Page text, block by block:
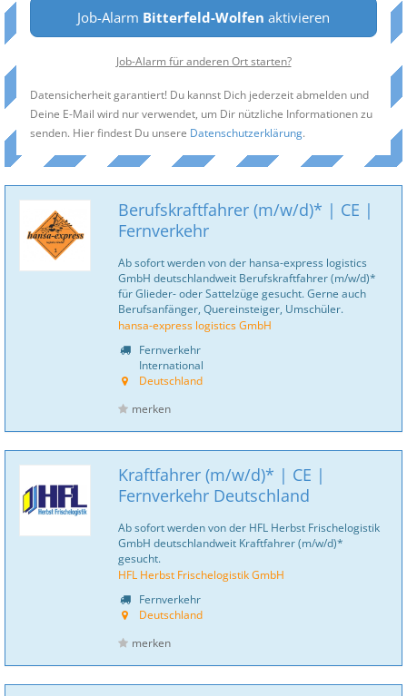
Job-Alarm Bitterfeld-Wolfen aktivieren
Job-Alarm für anderen Ort starten?
Datensicherheit garantiert! Du kannst Dich jederzeit abmelden und
Deine E-Mail wird nur verwendet, um Dir nützliche Informationen zu
senden. Hier findest Du unsere Datenschutzerklärung.
Berufskraftfahrer (m/w/d)* | CE |
Fernverkehr
Ab sofort werden von der hansa-express logistics
GmbH deutschlandweit Berufskraftfahrer (m/w/d)*
für Glieder- oder Sattelzüge gesucht. Gerne auch
Berufsanfänger, Quereinsteiger, Umschüler.
hansa-express logistics GmbH
Fernverkehr
International
Deutschland
merken
Kraftfahrer (m/w/d)* | CE |
Fernverkehr Deutschland
Ab sofort werden von der HFL Herbst Frischelogistik
GmbH deutschlandweit Kraftfahrer (m/w/d)*
gesucht.
HFL Herbst Frischelogistik GmbH
Fernverkehr
Deutschland
merken